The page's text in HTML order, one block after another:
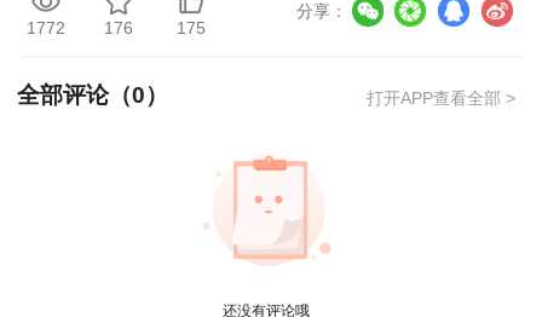
1772 176 175
分享：
全部评论（0） 打开APP查看全部 >
还没有评论哦